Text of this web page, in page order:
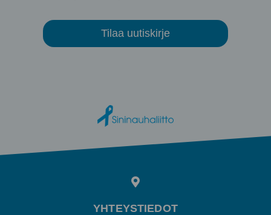
Tilaa uutiskirje
YHTEYSTIEDOT